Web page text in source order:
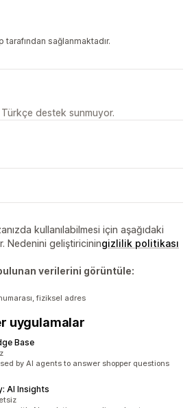
sağlanmaktadır.
destek sunmuyor.
kullanılabilmesi için aşağıdaki
Nedenini geliştiriciningizlilik politikası
verilerini görüntüle:
fiziksel adres
uygulamalar
Base
by AI agents to answer shopper questions
AI Insights